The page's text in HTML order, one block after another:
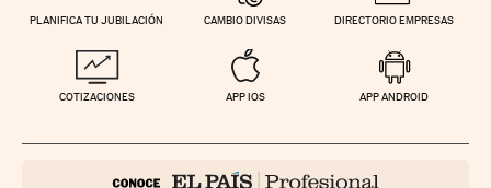
PLANIFICA TU JUBILACIÓN CAMBIO DIVISAS DIRECTORIO EMPRESAS
COTIZACIONES APP IOS APP ANDROID